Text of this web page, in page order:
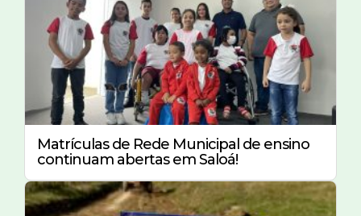
Matrículas de Rede Municipal de ensino
continuam abertas em Saloá!